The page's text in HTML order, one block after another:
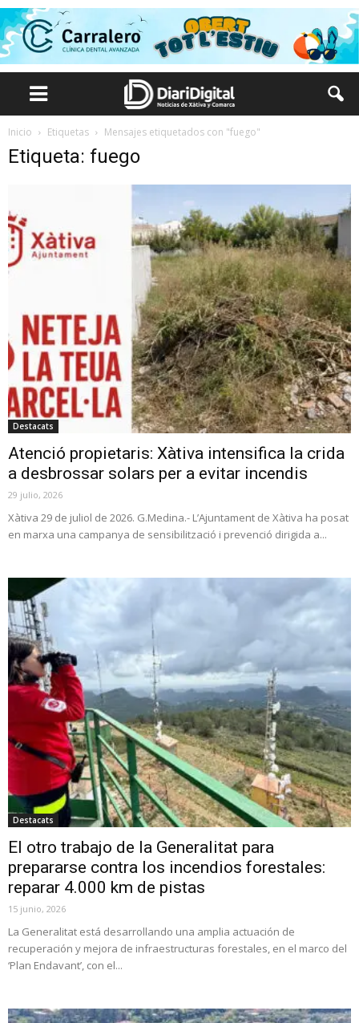
Inicio Etiquetas Mensajes etiquetados con "fuego"
Etiqueta: fuego
Destacats
Atenció propietaris: Xàtiva intensifica la crida
a desbrossar solars per a evitar incendis
29 julio, 2026
Xàtiva 29 de juliol de 2026. G.Medina.- L’Ajuntament de Xàtiva ha posat
en marxa una campanya de sensibilització i prevenció dirigida a...
Destacats
El otro trabajo de la Generalitat para
prepararse contra los incendios forestales:
reparar 4.000 km de pistas
15 junio, 2026
La Generalitat está desarrollando una amplia actuación de
recuperación y mejora de infraestructuras forestales, en el marco del
‘Plan Endavant’, con el...